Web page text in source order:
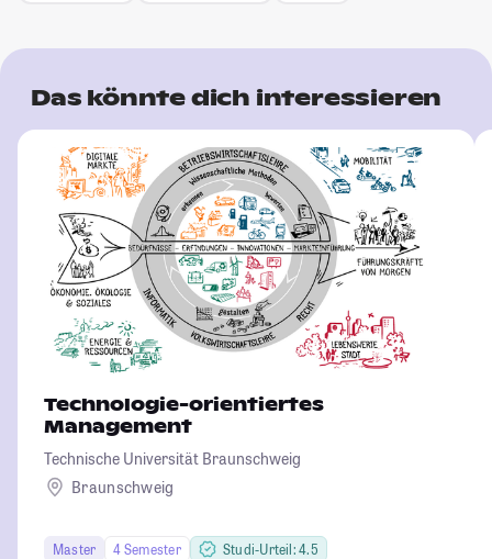
Das könnte dich interessieren
Technologie-orientiertes
Management
Technische Universität Braunschweig
Braunschweig
Master 4 Semester
Studi-Urteil: 4.5